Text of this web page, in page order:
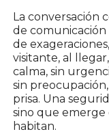
La conversación
de
de
visitante, al
calma, sin
sin
prisa. Una
sino que emerge
habitan.